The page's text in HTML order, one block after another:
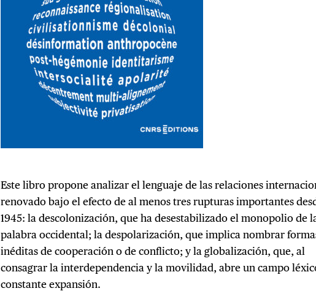
Este libro propone analizar el lenguaje de las relaciones
renovado bajo el efecto de al menos tres rupturas importantes
1945: la descolonización, que ha desestabilizado el monopolio de
palabra occidental; la despolarización, que implica nombrar
inéditas de cooperación o de conflicto; y la globalización, que, al
consagrar la interdependencia y la movilidad, abre un campo
constante expansión.